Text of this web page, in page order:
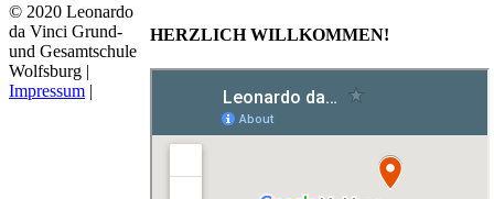
HERZLICH WILLKOMMEN!
© 2020 Leonardo
da Vinci Grund-
und Gesamtschule
Wolfsburg |
Impressum |